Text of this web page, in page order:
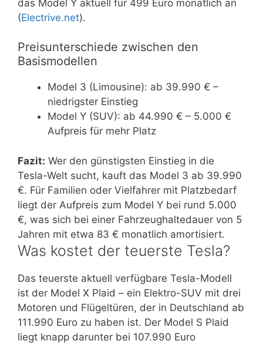
das Model Y aktuell für 499 Euro monatlich an
(Electrive.net).
Preisunterschiede zwischen den
Basismodellen
Model 3 (Limousine): ab 39.990 € –
niedrigster Einstieg
Model Y (SUV): ab 44.990 € – 5.000 €
Aufpreis für mehr Platz
Fazit: Wer den günstigsten Einstieg in die
Tesla-Welt sucht, kauft das Model 3 ab 39.990
€. Für Familien oder Vielfahrer mit Platzbedarf
liegt der Aufpreis zum Model Y bei rund 5.000
€, was sich bei einer Fahrzeughaltedauer von 5
Jahren mit etwa 83 € monatlich amortisiert.
Was kostet der teuerste Tesla?
Das teuerste aktuell verfügbare Tesla-Modell
ist der Model X Plaid – ein Elektro-SUV mit drei
Motoren und Flügeltüren, der in Deutschland ab
111.990 Euro zu haben ist. Der Model S Plaid
liegt knapp darunter bei 107.990 Euro